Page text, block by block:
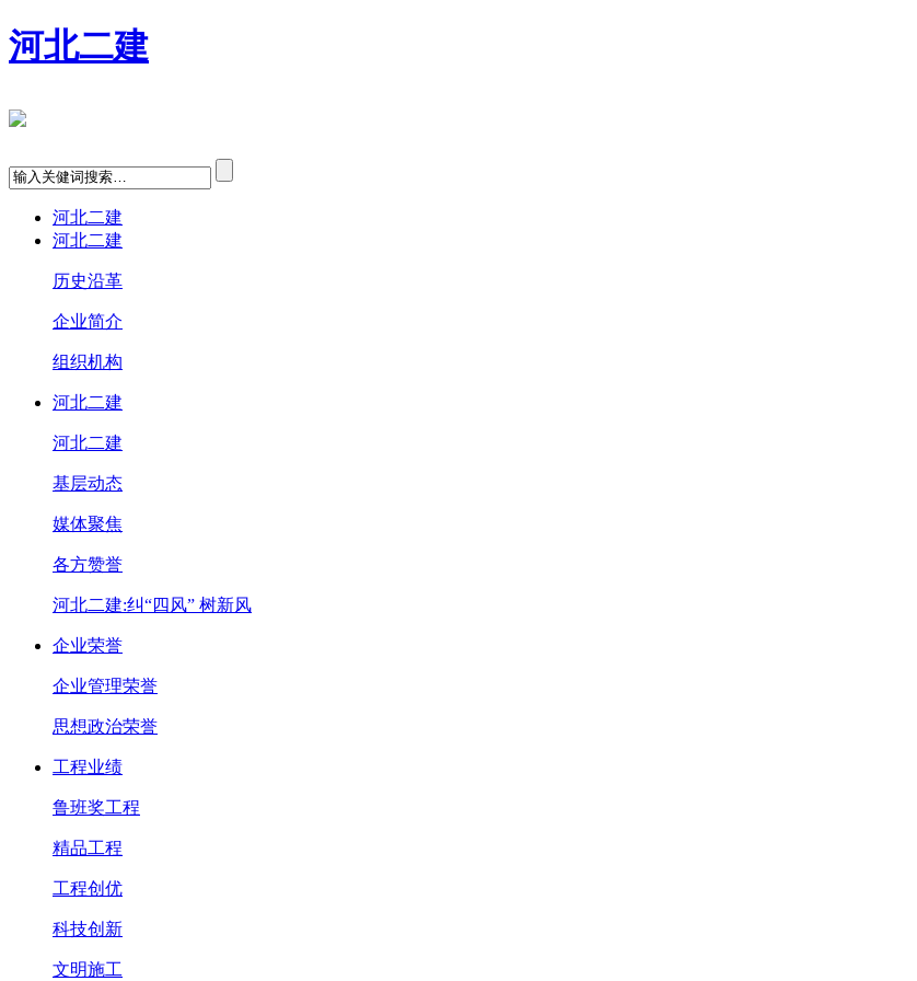
河北二建
河北二建
河北二建
历史沿革
企业简介
组织机构
河北二建
河北二建
基层动态
媒体聚焦
各方赞誉
河北二建:纠“四风” 树新风
企业荣誉
企业管理荣誉
思想政治荣誉
工程业绩
鲁班奖工程
精品工程
工程创优
科技创新
文明施工